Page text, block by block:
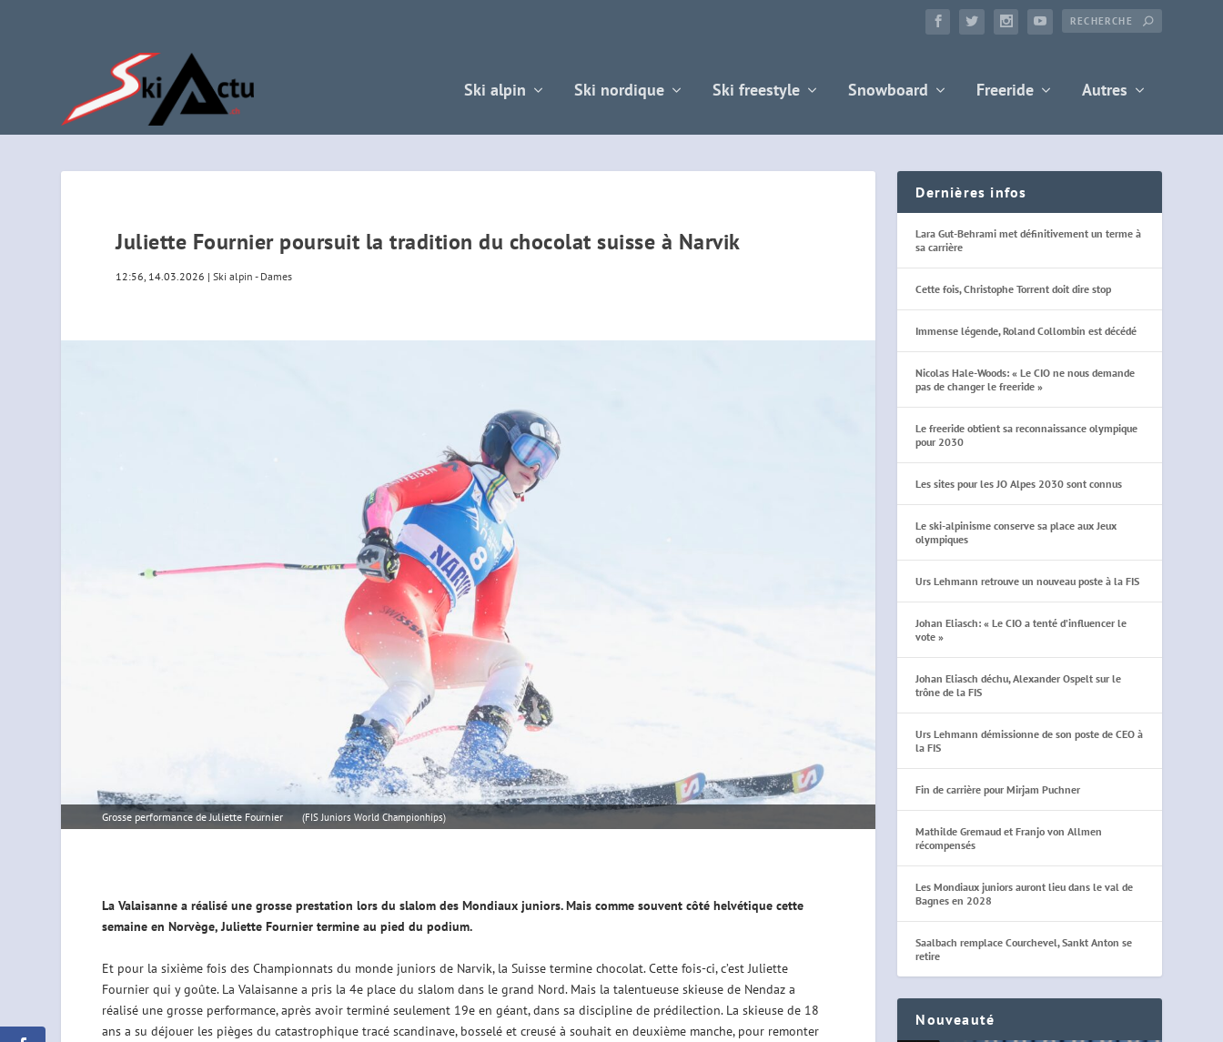
Ski alpin Ski nordique Ski freestyle Snowboard Freeride Autres
Juliette Fournier poursuit la tradition du chocolat suisse à Narvik
12:56, 14.03.2026 |Ski alpin - Dames
Grosse performance de Juliette Fournier (FIS Juniors World Championhips)
La Valaisanne a réalisé une grosse prestation lors du slalom des Mondiaux juniors. Mais comme souvent côté helvétique cette
semaine en Norvège, Juliette Fournier termine au pied du podium.
Et pour la sixième fois des Championnats du monde juniors de Narvik, la Suisse termine chocolat. Cette fois-ci, c’est Juliette
Fournier qui y goûte. La Valaisanne a pris la 4e place du slalom dans le grand Nord. Mais la talentueuse skieuse de Nendaz a
réalisé une grosse performance, après avoir terminé seulement 19e en géant, dans sa discipline de prédilection. La skieuse de 18
ans a su déjouer les pièges du catastrophique tracé scandinave, bosselé et creusé à souhait en deuxième manche, pour remonter
Dernières infos
Lara Gut-Behrami met définitivement un terme à
sa carrière
Cette fois, Christophe Torrent doit dire stop
Immense légende, Roland Collombin est décédé
Nicolas Hale-Woods: « Le CIO ne nous demande
pas de changer le freeride »
Le freeride obtient sa reconnaissance olympique
pour 2030
Les sites pour les JO Alpes 2030 sont connus
Le ski-alpinisme conserve sa place aux Jeux
olympiques
Urs Lehmann retrouve un nouveau poste à la FIS
Johan Eliasch: « Le CIO a tenté d’influencer le
vote »
Johan Eliasch déchu, Alexander Ospelt sur le
trône de la FIS
Urs Lehmann démissionne de son poste de CEO à
la FIS
Fin de carrière pour Mirjam Puchner
Mathilde Gremaud et Franjo von Allmen
récompensés
Les Mondiaux juniors auront lieu dans le val de
Bagnes en 2028
Saalbach remplace Courchevel, Sankt Anton se
retire
Nouveauté